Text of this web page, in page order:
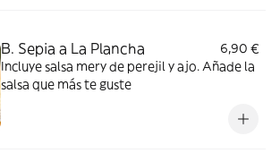
B. Sepia a La Plancha
6,90 €
Incluye salsa mery de perejil y ajo. Añade la
salsa que más te guste